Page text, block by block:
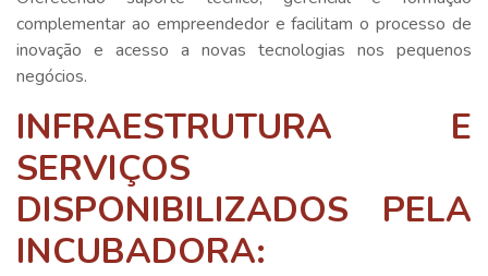
complementar ao empreendedor e facilitam o processo de
inovação e acesso a novas tecnologias nos pequenos
negócios.
INFRAESTRUTURA E
SERVIÇOS
DISPONIBILIZADOS PELA
INCUBADORA: